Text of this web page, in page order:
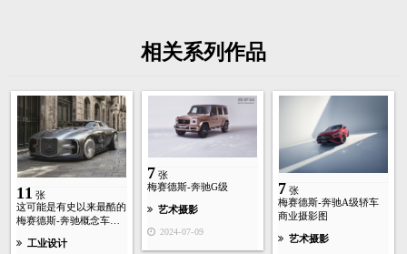
相关系列作品
11 张
这可能是有史以来最酷的
梅赛德斯-奔驰概念车…
工业设计
7 张
梅赛德斯-奔驰G级
艺术摄影
2024-07-09
7 张
梅赛德斯-奔驰A级轿车
商业摄影图
艺术摄影